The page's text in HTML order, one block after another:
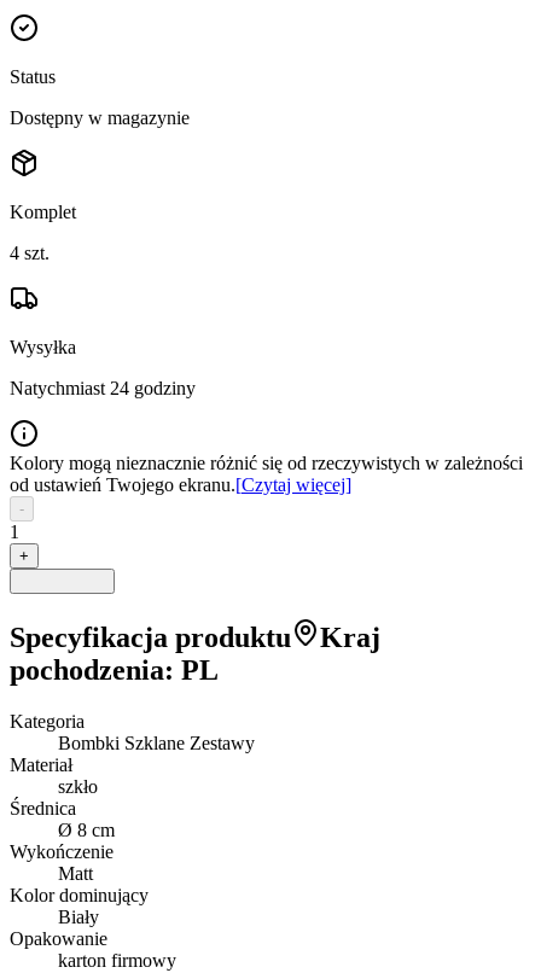
Status
Dostępny w magazynie
Komplet
4 szt.
Wysyłka
Natychmiast 24 godziny
Kolory mogą nieznacznie różnić się od rzeczywistych w zależności
od ustawień Twojego ekranu.[Czytaj więcej]
-
1
+
Specyfikacja produktu
Kraj
pochodzenia: PL
Kategoria
Bombki Szklane Zestawy
Materiał
szkło
Średnica
Ø 8 cm
Wykończenie
Matt
Kolor dominujący
Biały
Opakowanie
karton firmowy